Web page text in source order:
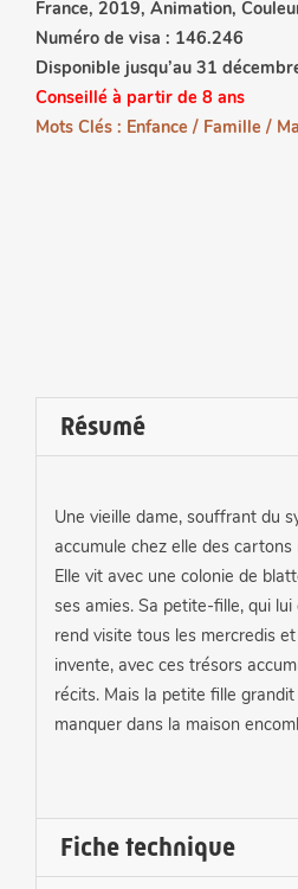
France, 2019, Animation,
Numéro de visa : 146.246
Disponible jusqu’au 31
Conseillé à partir de 8 ans
Mots Clés : Enfance / Famille /
Résumé
Une vieille dame, souffrant du
accumule chez elle des cartons
Elle vit avec une colonie de
ses amies. Sa petite-fille, qui
rend visite tous les mercredis
invente, avec ces trésors
récits. Mais la petite fille
manquer dans la maison
Fiche technique